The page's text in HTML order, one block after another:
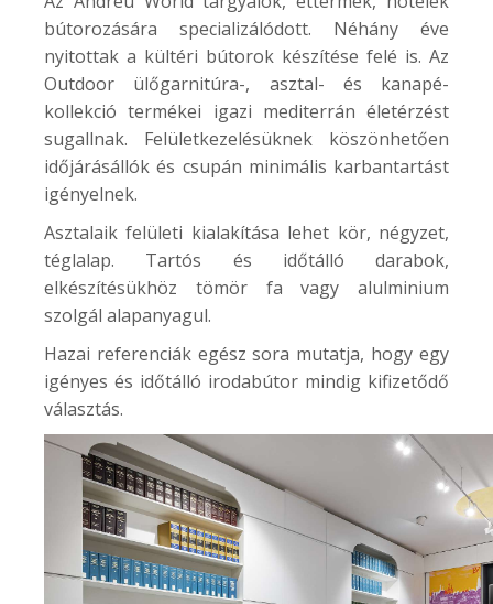
bútorozására specializálódott. Néhány éve
nyitottak a kültéri bútorok készítése felé is. Az
Outdoor ülőgarnitúra-, asztal- és kanapé-
kollekció termékei igazi mediterrán életérzést
sugallnak. Felületkezelésüknek köszönhetően
időjárásállók és csupán minimális karbantartást
igényelnek.
Asztalaik felületi kialakítása lehet kör, négyzet,
téglalap. Tartós és időtálló darabok,
elkészítésükhöz tömör fa vagy alulminium
szolgál alapanyagul.
Hazai referenciák egész sora mutatja, hogy egy
igényes és időtálló irodabútor mindig kifizetődő
választás.